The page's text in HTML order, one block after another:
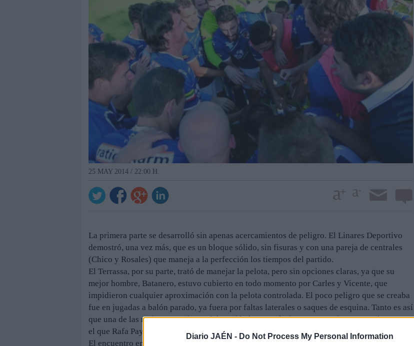
Diario JAÉN - Do Not Process My Personal Information
25 MAY 2014 / 22:00 H.
La primera parte se desarrolló sin apenas acercamientos de peligro. El Linares Deportivo
demostró, una vez más, que es un bloque sólido, sin fisuras y con una pareja de centrales
(Chico y Rosales) que maneja a la perfección los tiempos del partido.
El Terrassa, por su parte, trató de manejar la pelota, pero sin opciones claras, ya que su
mejor hombre, Batanero, estuvo cubierto en todo momento por Carles y Vicente, que
impidieron cualquier aproximación con la pelota controlada. El poco peligro que se creaba
fue en jugadas a balón parado, ya fuera por faltas laterales o saques de esquina. Tanto es así
que una de las mejores ocasiones del partido la tuvo el Linares Deportivo en un córner en
el que Rafa Payán no acertó con la portería rival.
El encuentro entró, con el paso de los minutos, en momentos de imprecisiones y ninguno de